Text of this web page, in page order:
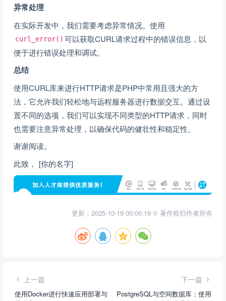
异常处理
在实际开发中，我们需要考虑异常情况。使用
curl_error() 可以获取CURL请求过程中的错误信息，以
便于进行错误处理和调试。
总结
使用CURL库来进行HTTP请求是PHP中常用且强大的方
法，它允许我们轻松地与远程服务器进行数据交互。通过设
置不同的选项，我们可以实现不同类型的HTTP请求，同时
也需要注意异常处理，以确保代码的健壮性和稳定性。
谢谢阅读。
此致， [你的名字]
更新：2025-10-19 00:00:19 © 著作权归作者所有
上一篇
使用Docker进行快速应用部署与
下一篇
PostgreSQL与空间数据库：使用